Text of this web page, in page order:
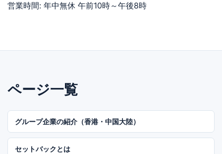
営業時間: 年中無休 午前10時～午後8時
ページ一覧
グループ企業の紹介（香港・中国大陸）
セットバックとは